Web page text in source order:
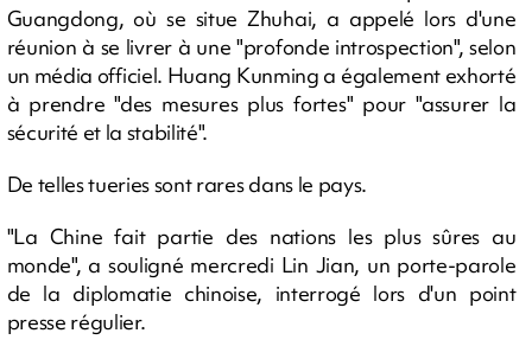
Guangdong, où se situe Zhuhai, a appelé lors d'une
réunion à se livrer à une "profonde introspection", selon
un média officiel. Huang Kunming a également exhorté
à prendre "des mesures plus fortes" pour "assurer la
sécurité et la stabilité".
De telles tueries sont rares dans le pays.
"La Chine fait partie des nations les plus sûres au
monde", a souligné mercredi Lin Jian, un porte-parole
de la diplomatie chinoise, interrogé lors d'un point
presse régulier.